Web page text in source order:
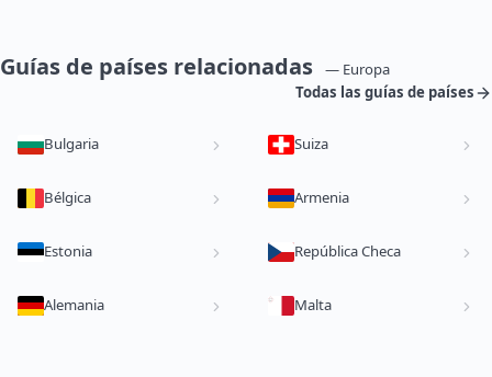
Guías de países relacionadas
— Europa
Todas las guías de países
Bulgaria Suiza
Bélgica Armenia
Estonia República Checa
Alemania Malta